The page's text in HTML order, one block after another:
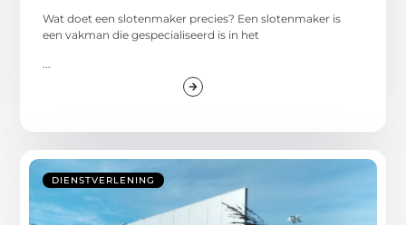
Wat doet een slotenmaker precies? Een slotenmaker is
een vakman die gespecialiseerd is in het
...
DIENSTVERLENING